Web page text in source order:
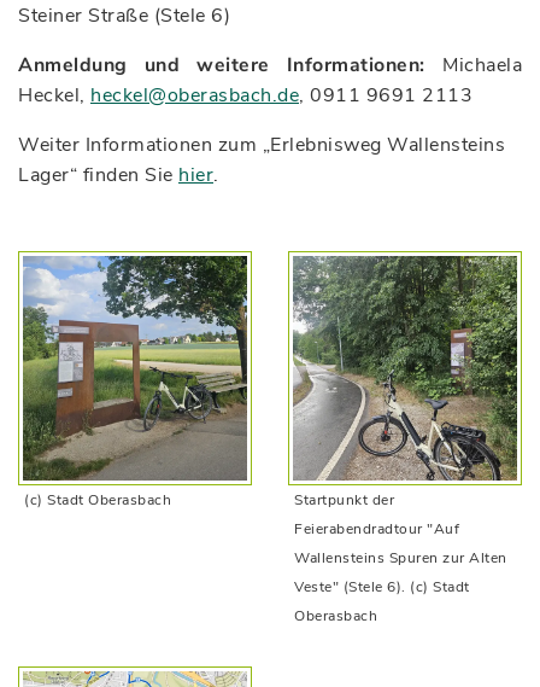
Steiner Straße (Stele 6)
Anmeldung und weitere Informationen: Michaela
Heckel, heckel@oberasbach.de, 0911 9691 2113
Weiter Informationen zum „Erlebnisweg Wallensteins
Lager“ finden Sie hier.
(c) Stadt Oberasbach
Startpunkt der
Feierabendradtour "Auf
Wallensteins Spuren zur Alten
Veste" (Stele 6). (c) Stadt
Oberasbach